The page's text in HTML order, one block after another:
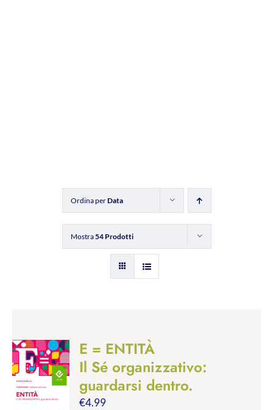
Ordina perData
Mostra54 Prodotti
E = ENTITÀ
Il Sé organizzativo:
guardarsi dentro.
€4.99